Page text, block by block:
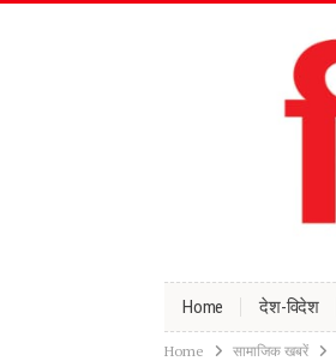
Home देश-विदेश
Home सामाजिक खबरें